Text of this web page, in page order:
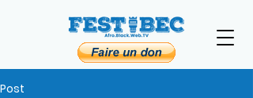
Post